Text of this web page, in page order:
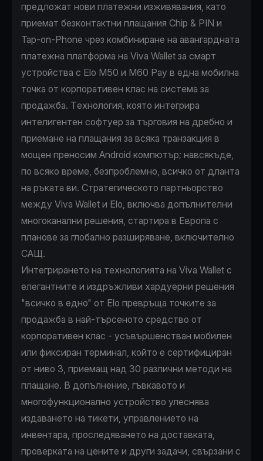
предложат нови платежни изживявания, като
приемат безконтактни плащания Chip & PIN и
Tap-on-Phone чрез комбиниране на авангардната
платежна платформа на Viva Wallet за смарт
устройства с Elo M50 и M60 Pay в една мобилна
точка от корпоративен клас на система за
продажба. Tехнология, която интегрира
интелигентен софтуер за търговия на дребно и
приемане на плащания за всяка транзакция в
мощен преносим Android компютър; навсякъде,
по всяко време, безпроблемно, всичко от дланта
на ръката ви. Стратегическото партньорство
между Viva Wallet и Elo, включва допълнителни
многоканални решения, стартира в Европа с
планове за глобално разширяване, включително
САЩ.
Интегрирането на технологията на Viva Wallet с
елегантните и издръжливи хардуерни решения
"всичко в едно" от Elo превръща точките за
продажба в най-търсеното средство от
корпоративен клас - усъвършенстван мобилен
или фиксиран терминал, който е сертифициран
от ниво 3, приемащ над 30 различни методи на
плащане. В допълнение, гъвкавото и
многофункционално устройство улеснява
издаването на тикети, управлението на
инвентара, проследяването на доставката,
проверката на цените и други задачи, свързани с